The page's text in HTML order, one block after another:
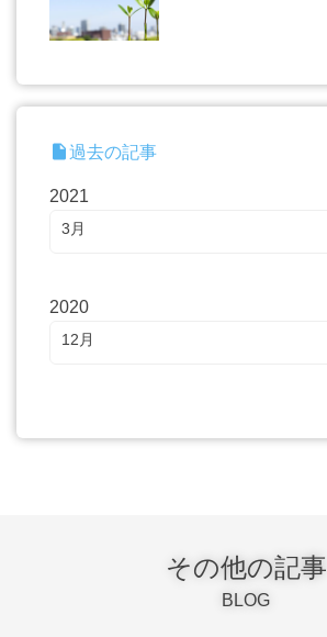
insert_drive_file過去の記事
2021
3月
2020
12月
その他の記事
BLOG